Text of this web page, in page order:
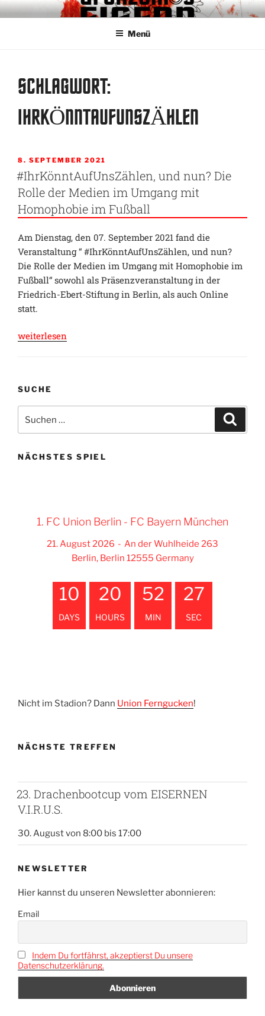
Zum
InhaltGRENZENLOS EISERN
Fanclub für Respekt und Toleranz im Stadion
Menü
SCHLAGWORT:
IHRKÖNNTAUFUNSZÄHLEN
VERÖFFENTLICHT
AM
8. SEPTEMBER 2021
#IhrKönntAufUnsZählen, und nun? Die
Rolle der Medien im Umgang mit
Homophobie im Fußball
Am Dienstag, den 07. September 2021 fand die
Veranstaltung “ #IhrKönntAufUnsZählen, und nun?
Die Rolle der Medien im Umgang mit Homophobie im
Fußball“ sowohl als Präsenzveranstaltung in der
Friedrich-Ebert-Stiftung in Berlin, als auch Online
statt.
„#IhrKönntAufUnsZählen,
Rolle
der
Medien
im
Umgang
mit
weiterlesen
SUCHE
nach:
NÄCHSTES SPIEL
1. FC Union Berlin - FC Bayern München
21. August 2026 - An der Wuhlheide 263
Berlin, Berlin 12555 Germany
10
DAYS
20
HOURS
52
MIN
27
SEC
Nicht im Stadion? Dann Union Ferngucken!
NÄCHSTE TREFFEN
23. Drachenbootcup vom EISERNEN
V.I.R.U.S.
30. August von 8:00 bis 17:00
NEWSLETTER
Hier kannst du unseren Newsletter abonnieren:
Email
Indem Du fortfährst, akzeptierst Du unsere
Datenschutzerklärung.